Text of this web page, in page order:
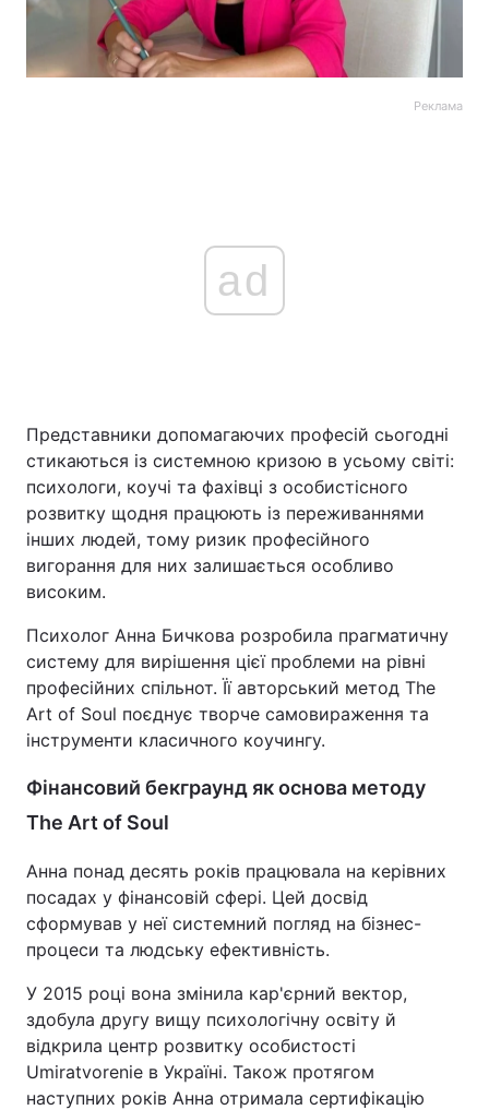
Реклама
ad
Представники допомагаючих професій сьогодні
стикаються із системною кризою в усьому світі:
психологи, коучі та фахівці з особистісного
розвитку щодня працюють із переживаннями
інших людей, тому ризик професійного
вигорання для них залишається особливо
високим.
Психолог Анна Бичкова розробила прагматичну
систему для вирішення цієї проблеми на рівні
професійних спільнот. Її авторський метод The
Art of Soul поєднує творче самовираження та
інструменти класичного коучингу.
Фінансовий бекграунд як основа методу
The Art of Soul
Анна понад десять років працювала на керівних
посадах у фінансовій сфері. Цей досвід
сформував у неї системний погляд на бізнес-
процеси та людську ефективність.
У 2015 році вона змінила кар'єрний вектор,
здобула другу вищу психологічну освіту й
відкрила центр розвитку особистості
Umiratvorenie в Україні. Також протягом
наступних років Анна отримала сертифікацію